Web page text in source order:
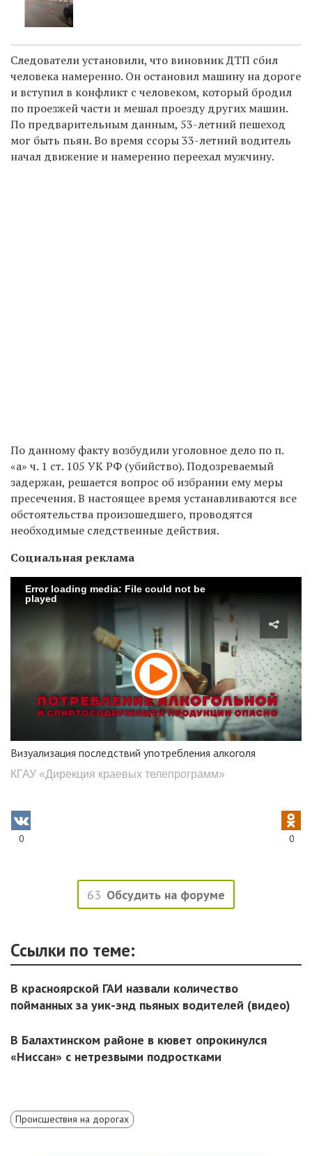
Следователи установили, что виновник ДТП сбил
человека намеренно. Он остановил машину на дороге
и вступил в конфликт с человеком, который бродил
по проезжей части и мешал проезду других машин.
По предварительным данным, 53-летний пешеход
мог быть пьян. Во время ссоры 33-летний водитель
начал движение и намеренно переехал мужчину.
По данному факту возбудили уголовное дело по п.
«а» ч. 1 ст. 105 УК РФ (убийство). Подозреваемый
задержан, решается вопрос об избрании ему меры
пресечения. В настоящее время устанавливаются все
обстоятельства произошедшего, проводятся
необходимые следственные действия.
Социальная реклама
Error loading media: File could not be
played
Визуализация последствий употребления алкоголя
КГАУ «Дирекция краевых телепрограмм»
0 0
63 Обсудить на форуме
Ссылки по теме:
В красноярской ГАИ назвали количество
пойманных за уик-энд пьяных водителей (видео)
В Балахтинском районе в кювет опрокинулся
«Ниссан» с нетрезвыми подростками
Происшествия на дорогах